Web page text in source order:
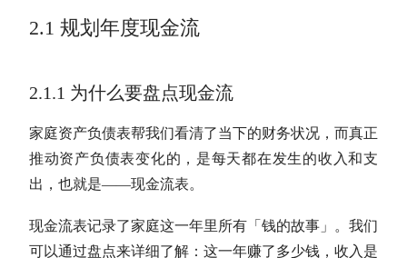
2.1 规划年度现金流
2.1.1 为什么要盘点现金流
家庭资产负债表帮我们看清了当下的财务状况，而真正
推动资产负债表变化的，是每天都在发生的收入和支
出，也就是——现金流表。
现金流表记录了家庭这一年里所有「钱的故事」。我们
可以通过盘点来详细了解：这一年赚了多少钱，收入是